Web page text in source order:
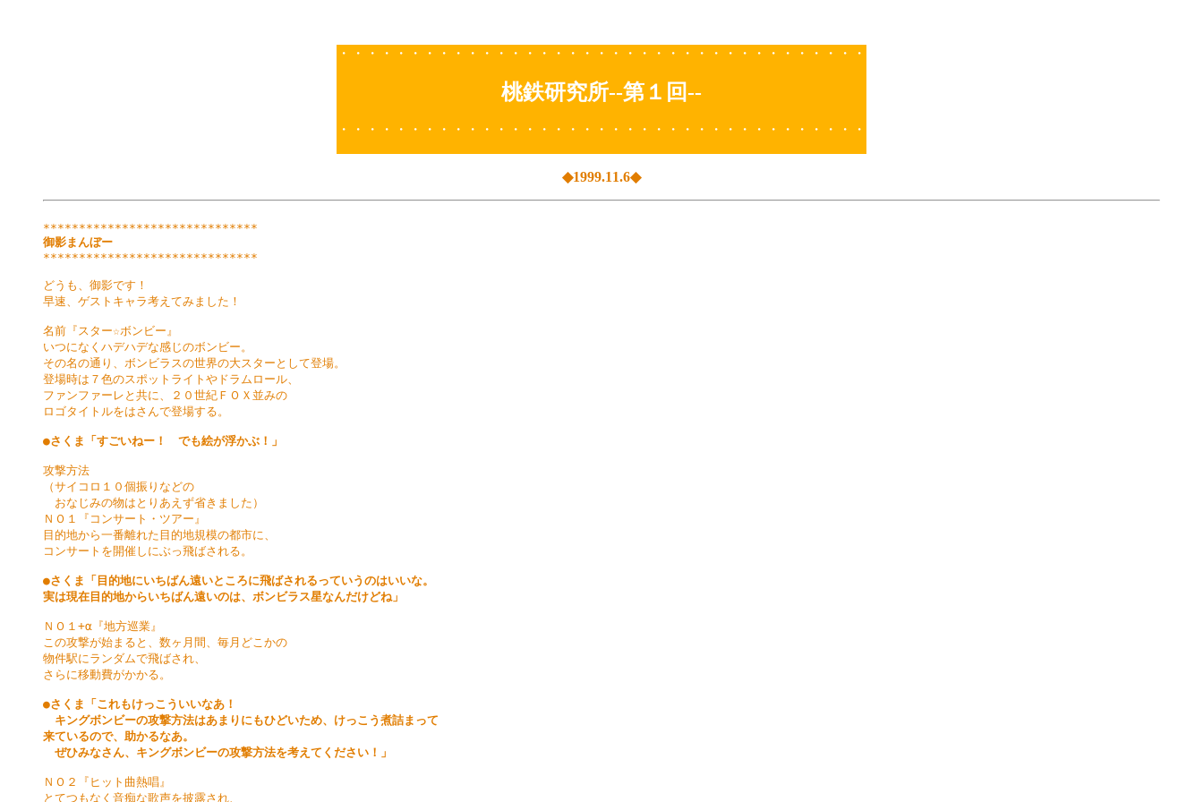
・・・・・・・・・・・・・・・・・・・・・・・・・・・・・・・・・・・・・
桃鉄研究所--第１回--
・・・・・・・・・・・・・・・・・・・・・・・・・・・・・・・・・・・・・
◆1999.11.6◆
御影まんぼー
******************************
どうも、御影です！
早速、ゲストキャラ考えてみました！
名前『スター☆ボンビー』
いつになくハデハデな感じのボンビー。
その名の通り、ボンビラスの世界の大スターとして登場。
登場時は７色のスポットライトやドラムロール、
ファンファーレと共に、２０世紀ＦＯＸ並みの
ロゴタイトルをはさんで登場する。
●さくま「すごいねー！　でも絵が浮かぶ！」
攻撃方法
（サイコロ１０個振りなどの
おなじみの物はとりあえず省きました）
ＮＯ１『コンサート・ツアー』
目的地から一番離れた目的地規模の都市に、
コンサートを開催しにぶっ飛ばされる。
●さくま「目的地にいちばん遠いところに飛ばされるっていうのはいいな。
実は現在目的地からいちばん遠いのは、ボンビラス星なんだけどね」
ＮＯ１+α『地方巡業』
この攻撃が始まると、数ヶ月間、毎月どこかの
物件駅にランダムで飛ばされ、
さらに移動費がかかる。
●さくま「これもけっこういいなあ！
キングボンビーの攻撃方法はあまりにもひどいため、けっこう煮詰まって
来ているので、助かるなあ。
ぜひみなさん、キングボンビーの攻撃方法を考えてください！」
ＮＯ２『ヒット曲熱唱』
とてつもなく音痴な歌声を披露され、